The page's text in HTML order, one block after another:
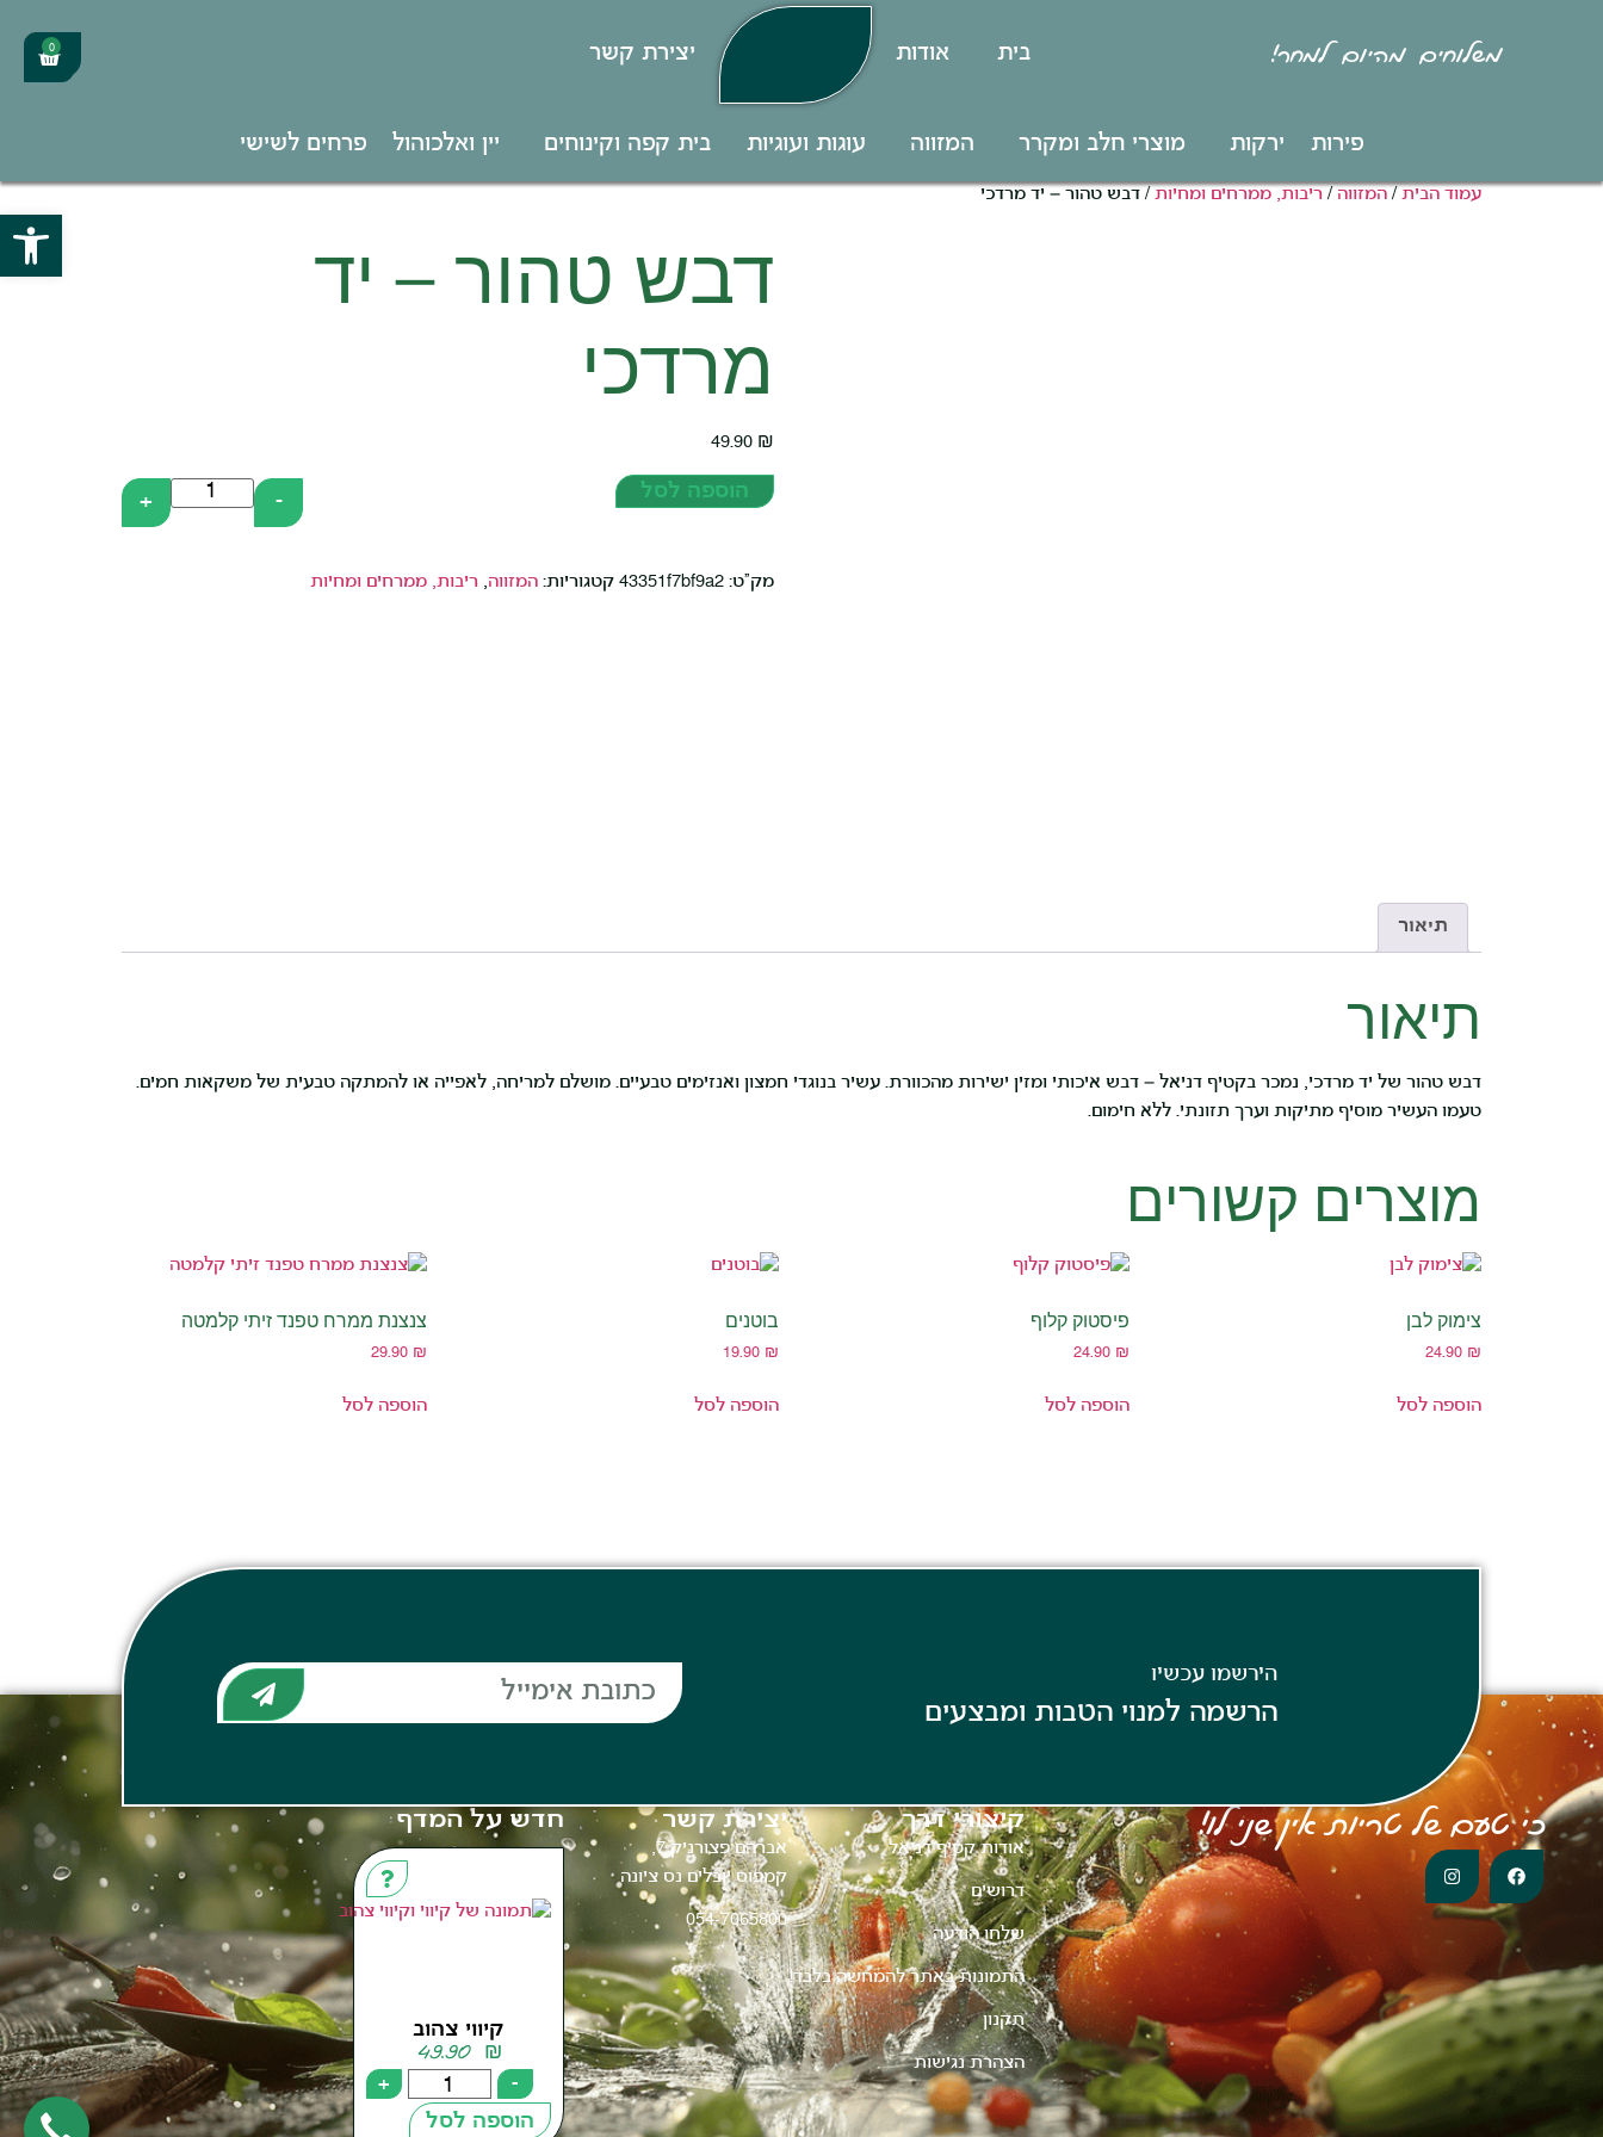
משלוחים מהיום למחר! בית אודות יצירת קשר 0
פירות ירקות מוצרי חלב ומקרר המזווה עוגות ועוגיות בית קפה וקינוחים יין ואלכוהול פרחים לשישי
עמוד הבית / המזווה / ריבות, ממרחים ומחיות / דבש טהור – יד מרדכי
דבש טהור – יד
מרדכי
49.90 ₪
-
+ הוספה לסל
מק"ט: 43351f7bf9a2 קטגוריות: המזווה, ריבות, ממרחים ומחיות
תיאור
תיאור
דבש טהור של יד מרדכי, נמכר בקטיף דניאל – דבש איכותי ומזין ישירות מהכוורת. עשיר בנוגדי חמצון ואנזימים טבעיים. מושלם למריחה, לאפייה או להמתקה טבעית של משקאות חמים.
טעמו העשיר מוסיף מתיקות וערך תזונתי. ללא חימום.
מוצרים קשורים
צימוק לבן
24.90 ₪
הוספה לסל
פיסטוק קלוף
24.90 ₪
הוספה לסל
בוטנים
19.90 ₪
הוספה לסל
צנצנת ממרח טפנד זיתי קלמטה
29.90 ₪
הוספה לסל
הירשמו עכשיו
הרשמה למנוי הטבות ומבצעים
כי טעם של טריות אין שני לו! קיצורי דרך
אודות קטיף דניאל
דרושים
שלחו הודעה
התמונות באתר להמחשה בלבד!
תקנון
הצהרת נגישות
יצירת קשר
אברהם פצורניק 7,
קמפוס יובלים נס ציונה
054-7065800
חדש על המדף
קיווי צהוב
49.90 ₪
-
+
הוספה לסל
פתח